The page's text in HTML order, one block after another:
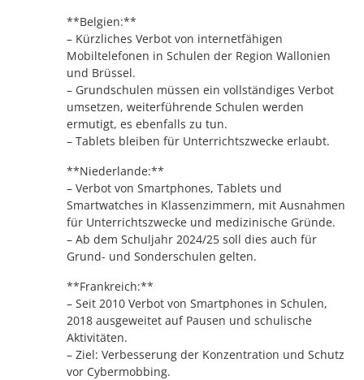
**Belgien:**
– Kürzliches Verbot von internetfähigen
Mobiltelefonen in Schulen der Region Wallonien
und Brüssel.
– Grundschulen müssen ein vollständiges Verbot
umsetzen, weiterführende Schulen werden
ermutigt, es ebenfalls zu tun.
– Tablets bleiben für Unterrichtszwecke erlaubt.
**Niederlande:**
– Verbot von Smartphones, Tablets und
Smartwatches in Klassenzimmern, mit Ausnahmen
für Unterrichtszwecke und medizinische Gründe.
– Ab dem Schuljahr 2024/25 soll dies auch für
Grund- und Sonderschulen gelten.
**Frankreich:**
– Seit 2010 Verbot von Smartphones in Schulen,
2018 ausgeweitet auf Pausen und schulische
Aktivitäten.
– Ziel: Verbesserung der Konzentration und Schutz
vor Cybermobbing.